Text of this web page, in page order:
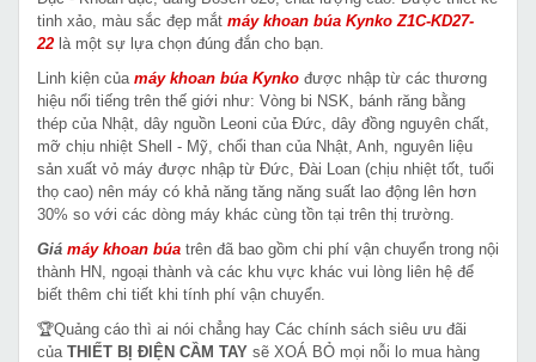
tinh xảo, màu sắc đẹp mắt máy khoan búa Kynko Z1C-KD27-
22 là một sự lựa chọn đúng đắn cho bạn.
Linh kiện của máy khoan búa Kynko được nhập từ các thương
hiệu nổi tiếng trên thế giới như: Vòng bi NSK, bánh răng bằng
thép của Nhật, dây nguồn Leoni của Đức, dây đồng nguyên chất,
mỡ chịu nhiệt Shell - Mỹ, chổi than của Nhật, Anh, nguyên liệu
sản xuất vỏ máy được nhập từ Đức, Đài Loan (chịu nhiệt tốt, tuổi
thọ cao) nên máy có khả năng tăng năng suất lao động lên hơn
30% so với các dòng máy khác cùng tồn tại trên thị trường.
Giá máy khoan búa trên đã bao gồm chi phí vận chuyển trong nội
thành HN, ngoại thành và các khu vực khác vui lòng liên hệ để
biết thêm chi tiết khi tính phí vận chuyển.
🏆Quảng cáo thì ai nói chẳng hay Các chính sách siêu ưu đãi
của THIẾT BỊ ĐIỆN CẦM TAY sẽ XOÁ BỎ mọi nỗi lo mua hàng